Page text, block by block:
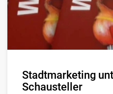
Stadtmarketing
Schausteller